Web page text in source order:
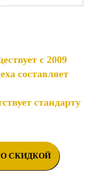
с 2009
составляет
стандарту
РАССЧИТАТЬ ПРОЕКТ СО СКИДКОЙ